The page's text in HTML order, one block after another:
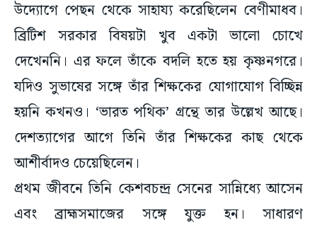
উদ্যোগে পেছন থেকে সাহায্য করেছিলেন বেণীমাধব।
ব্রিটিশ সরকার বিষয়টা খুব একটা ভালো চোখে
দেখেননি। এর ফলে তাঁকে বদলি হতে হয় কৃষ্ণনগরে।
যদিও সুভাষের সঙ্গে তাঁর শিক্ষকের যোগাযোগ বিচ্ছিন্ন
হয়নি কখনও। ‘ভারত পথিক’ গ্রন্থে তার উল্লেখ আছে।
দেশত্যাগের আগে তিনি তাঁর শিক্ষকের কাছ থেকে
আশীর্বাদও চেয়েছিলেন।
প্রথম জীবনে তিনি কেশবচন্দ্র সেনের সান্নিধ্যে আসেন
এবং ব্রাহ্মসমাজের সঙ্গে যুক্ত হন। সাধারণ